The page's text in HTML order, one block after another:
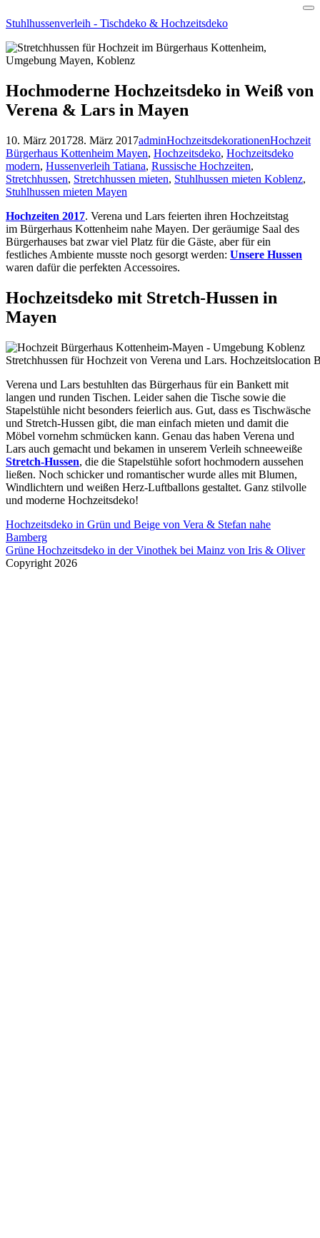
to
Stuhlhussenverleih - Tischdeko & Hochzeitsdeko
Hochmoderne Hochzeitsdeko in Weiß von
Verena & Lars in Mayen
10. März 201728. März 2017adminHochzeitsdekorationenHochzeit
Bürgerhaus Kottenheim Mayen, Hochzeitsdeko, Hochzeitsdeko
modern, Hussenverleih Tatiana, Russische Hochzeiten,
Stretchhussen, Stretchhussen mieten, Stuhlhussen mieten Koblenz,
Stuhlhussen mieten Mayen
Hochzeiten 2017. Verena und Lars feierten ihren Hochzeitstag
im Bürgerhaus Kottenheim nahe Mayen. Der geräumige Saal des
Bürgerhauses bat zwar viel Platz für die Gäste, aber für ein
festliches Ambiente musste noch gesorgt werden: Unsere Hussen
waren dafür die perfekten Accessoires.
Hochzeitsdeko mit Stretch-Hussen in
Mayen
Stretchhussen für Hochzeit von Verena und Lars. Hochzeitslocation
Verena und Lars bestuhlten das Bürgerhaus für ein Bankett mit
langen und runden Tischen. Leider sahen die Tische sowie die
Stapelstühle nicht besonders feierlich aus. Gut, dass es Tischwäsche
und Stretch-Hussen gibt, die man einfach mieten und damit die
Möbel vornehm schmücken kann. Genau das haben Verena und
Lars auch gemacht und bekamen in unserem Verleih schneeweiße
Stretch-Hussen, die die Stapelstühle sofort hochmodern aussehen
ließen. Noch schicker und romantischer wurde alles mit Blumen,
Windlichtern und weißen Herz-Luftballons gestaltet. Ganz stilvolle
und moderne Hochzeitsdeko!
Beitragsnavigation
Hochzeitsdeko in Grün und Beige von Vera & Stefan nahe
Bamberg
Grüne Hochzeitsdeko in der Vinothek bei Mainz von Iris & Oliver
Copyright 2026